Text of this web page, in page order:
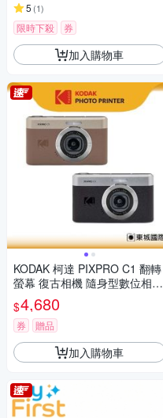
5 (1)
限時下殺 券
加入購物車
KODAK 柯達 PIXPRO C1 翻轉
螢幕 復古相機 隨身型數位相機
+ 64G記憶卡組
$4,680
券 贈品
加入購物車